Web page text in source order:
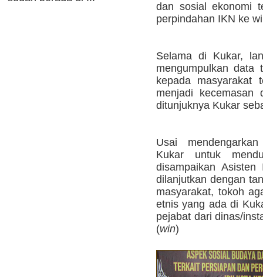
dan sosial ekonomi
perpindahan IKN ke
Selama di Kukar,
mengumpulkan data
kepada masyarakat
menjadi
ditunjuknya Kukar
Usai
Kukar untuk
disampaikan
dilanjutkan dengan
masyarakat, tokoh
etnis yang ada di
pejabat dari dinas/
(win)